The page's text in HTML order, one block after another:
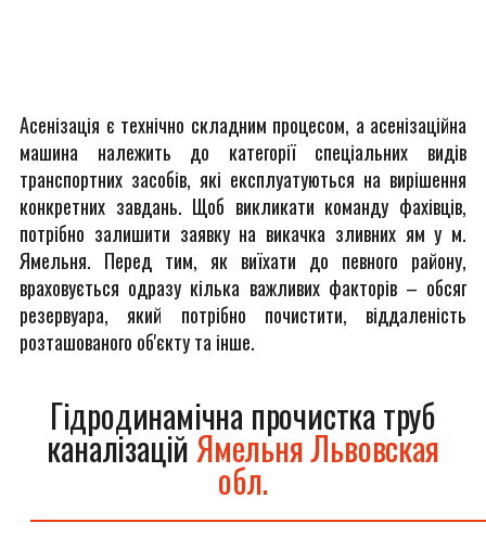
Асенізація є технічно складним процесом, а асенізаційна
машина належить до категорії спеціальних видів
транспортних засобів, які експлуатуються на вирішення
конкретних завдань. Щоб викликати команду фахівців,
потрібно залишити заявку на викачка зливних ям у м.
Ямельня. Перед тим, як виїхати до певного району,
враховується одразу кілька важливих факторів – обсяг
резервуара, який потрібно почистити, віддаленість
розташованого об'єкту та інше.
Гідродинамічна прочистка труб
каналізаційЯмельня Львовская
обл.